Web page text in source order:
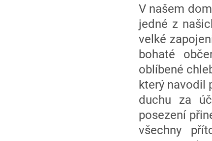
V našem
jedné z
velké
bohaté
oblíbené
který navodil
duchu za
posezení
všechny